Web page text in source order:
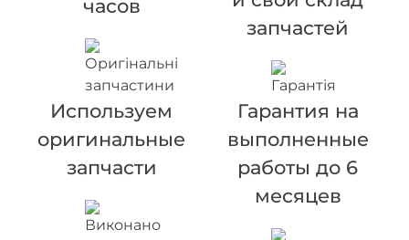
часов
Используем
оригинальные
запчасти
запчастей
Гарантия на
выполненные
работы до 6
месяцев